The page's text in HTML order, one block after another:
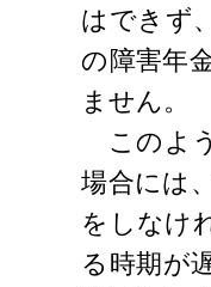
はできず
の障害年
ません。
このよ
場合には
をしなけ
る時期が